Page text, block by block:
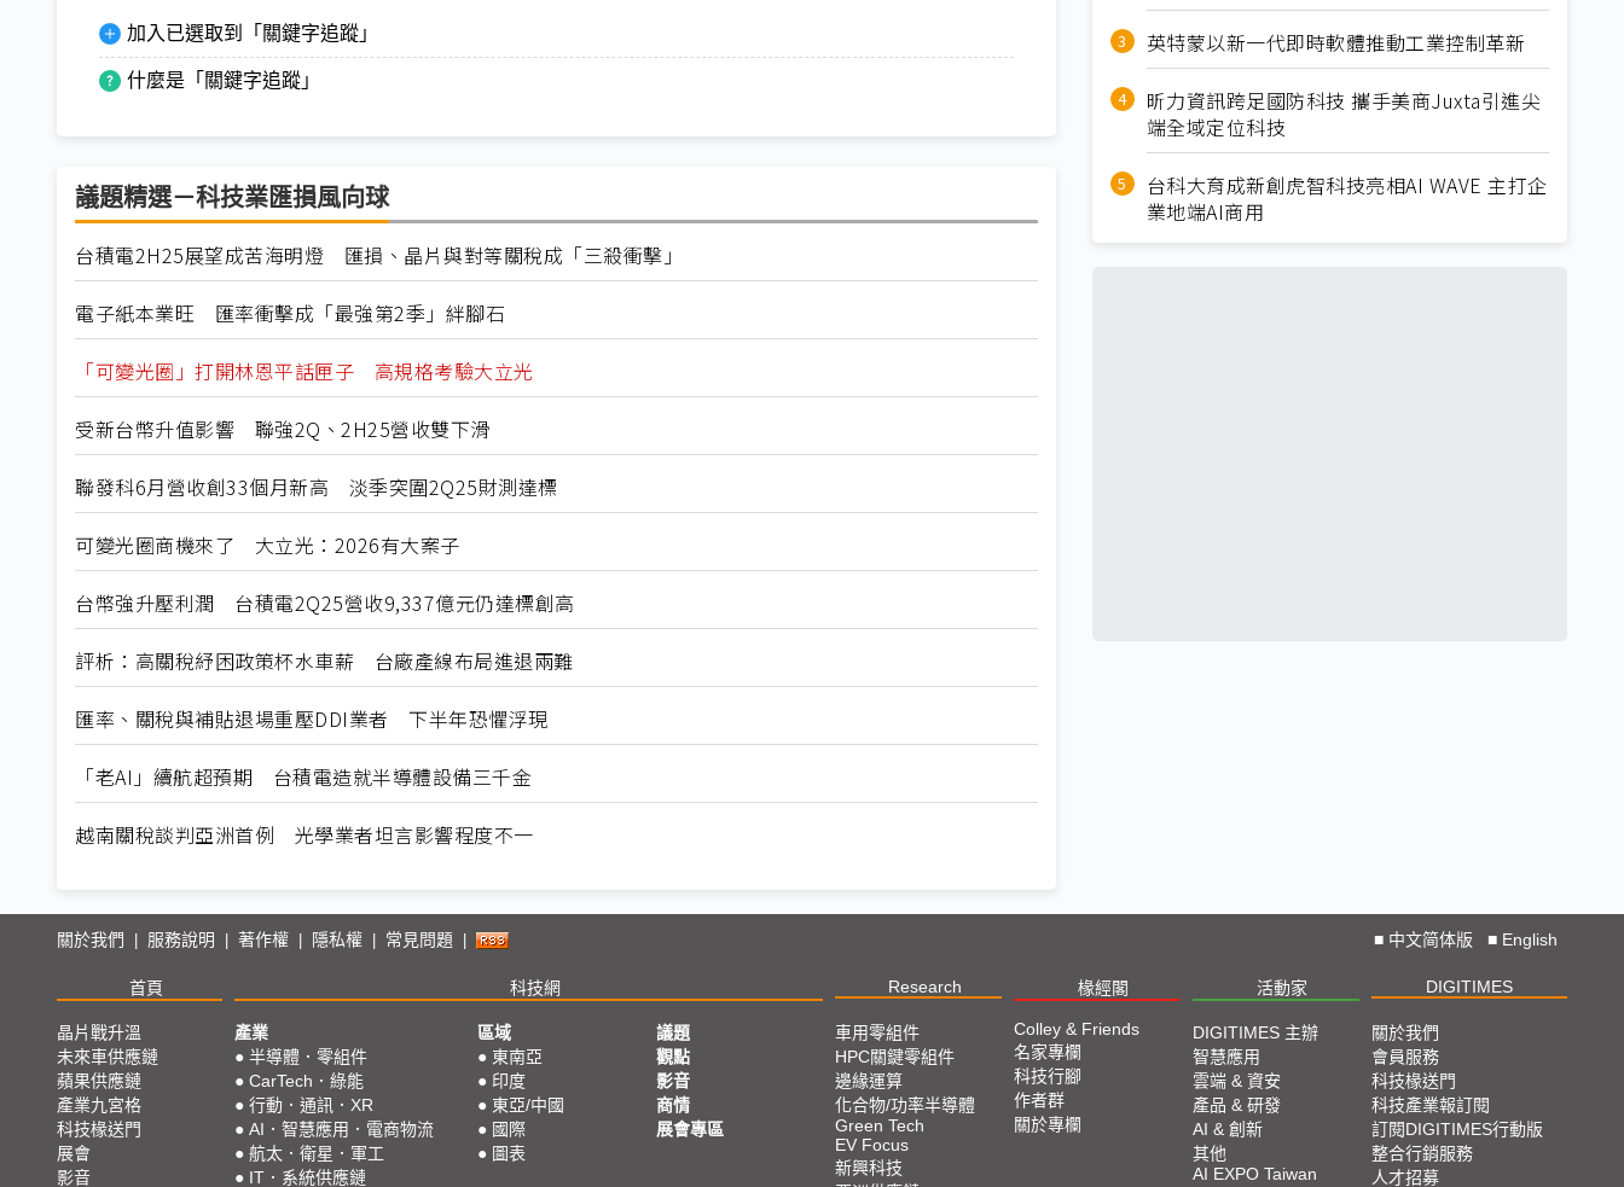
加入已選取到「關鍵字追蹤」
什麼是「關鍵字追蹤」
議題精選－科技業匯損風向球
台積電2H25展望成苦海明燈 匯損、晶片與對等關稅成「三殺衝擊」
電子紙本業旺 匯率衝擊成「最強第2季」絆腳石
「可變光圈」打開林恩平話匣子 高規格考驗大立光
受新台幣升值影響 聯強2Q、2H25營收雙下滑
聯發科6月營收創33個月新高 淡季突圍2Q25財測達標
可變光圈商機來了 大立光：2026有大案子
台幣強升壓利潤 台積電2Q25營收9,337億元仍達標創高
評析：高關稅紓困政策杯水車薪 台廠產線布局進退兩難
匯率、關稅與補貼退場重壓DDI業者 下半年恐懼浮現
「老AI」續航超預期 台積電造就半導體設備三千金
越南關稅談判亞洲首例 光學業者坦言影響程度不一
英特蒙以新一代即時軟體推動工業控制革新
昕力資訊跨足國防科技 攜手美商Juxta引進尖
端全域定位科技
台科大育成新創虎智科技亮相AI WAVE 主打企
業地端AI商用
關於我們 服務說明 著作權 隱私權 常見問題 ■ 中文简体版 ■ English
首頁 科技網 Research 椽經閣 活動家 DIGITIMES
晶片戰升溫
未來車供應鏈
蘋果供應鏈
產業九宮格
科技椽送門
展會
影音
產業
● 半導體．零組件
● CarTech．綠能
● 行動．通訊．XR
● AI．智慧應用．電商物流
● 航太．衛星．軍工
● IT．系統供應鏈
區域
● 東南亞
● 印度
● 東亞/中國
● 國際
● 圖表
議題
觀點
影音
商情
展會專區
車用零組件
HPC關鍵零組件
邊緣運算
化合物/功率半導體
Green Tech
EV Focus
新興科技
Colley & Friends
名家專欄
科技行腳
作者群
關於專欄
DIGITIMES 主辦
智慧應用
雲端 & 資安
產品 & 研發
AI & 創新
其他
AI EXPO Taiwan
關於我們
會員服務
科技椽送門
科技產業報訂閱
訂閱DIGITIMES行動版
整合行銷服務
人才招募